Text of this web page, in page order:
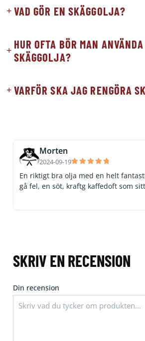
VAD GÖR EN SKÄGGOLJA?
HUR OFTA BÖR MAN
SKÄGGOLJA?
VARFÖR SKA JAG RENGÖRA
Morten
2024-09-19
5av 5
En riktigt bra olja med en helt
gå fel, en söt, kraftg kaffedoft som
SKRIV EN RECENSION
Din recension